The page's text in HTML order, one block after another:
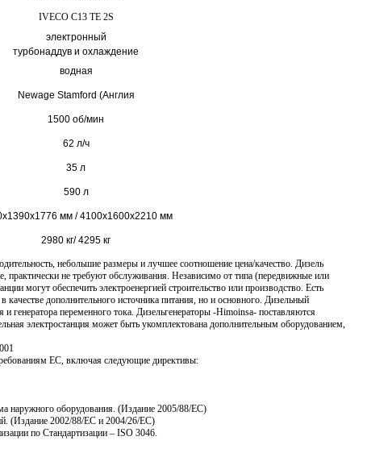
IVECO C13 TE 2S
электронный
турбонаддув и охлаждение
водная
Newage Stamford (Англия
1500 об/мин
62 л/ч
35 л
590 л
мм / 4100x1600x2210 мм
2980 кг/ 4295 кг
небольшие размеры и лучшее соотношение цена/качество. Дизель
практически не требуют обслуживания. Независимо от типа (передвижные или
могут обеспечить электроенергией строительство или производство. Есть
качестве дополнительного источника питания, но и основного. Дизельный
и генератора переменного тока. Дизельгенераторы -Himoinsa- поставляются
электростанция может быть укомплектована дополнительным оборудованием,
ЕС, включая следующие директивы:
наружного оборудования. (Издание 2005/88/ЕС)
(Издание 2002/88/ЕС и 2004/26/ЕС)
по Стандартизации – ISO 3046.